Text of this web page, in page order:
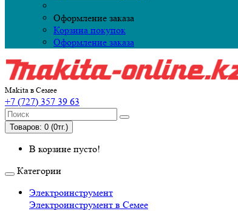
Оформление заказа
Корзина покупок
Оформление заказа
Makita в Семее
+7 (727) 357 39 63
Товаров: 0 (0тг.)
В корзине пусто!
Категории
Электроинструмент
Электроинструмент в Семее